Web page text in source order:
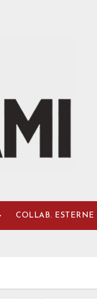
COLLAB. ESTERNE